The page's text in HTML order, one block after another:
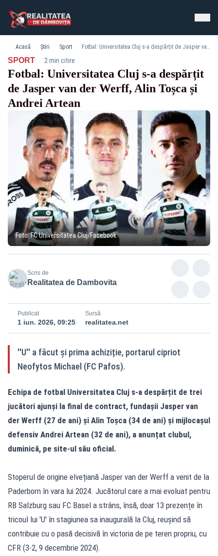
Acasă Știri Sport Fotbal: Universitatea Cluj s-a despărțit de Jasper van der Werff, Alin Toșca și Andrei Artean
SPORT· 2 min citire
Fotbal: Universitatea Cluj s-a despărțit
de Jasper van der Werff, Alin Toșca și
Andrei Artean
Foto: FC Universitatea Cluj/Facebook
Scris de
Realitatea de Dambovita
Publicat
1 iun. 2026, 09:25
Sursă
realitatea.net
''U'' a făcut și prima achiziție, portarul cipriot
Neofytos Michael (FC Pafos).
Echipa de fotbal Universitatea Cluj s-a despărțit de trei
jucători ajunși la final de contract, fundașii Jasper van
der Werff (27 de ani) și Alin Toșca (34 de ani) și mijlocașul
defensiv Andrei Artean (32 de ani), a anunțat clubul,
duminică, pe site-ul său oficial.
Stoperul de origine elvețiană Jasper van der Werff a venit de la
Paderborn în vara lui 2024. Jucătorul care a mai evoluat pentru
RB Salzburg sau FC Basel a strâns, însă, doar 13 prezențe în
tricoul lui 'U' în stagiunea sa inaugurală la Cluj, reușind să
contribuie cu o pasă decisivă în victoria de pe teren propriu, cu
CFR (3-2, 9 decembrie 2024).